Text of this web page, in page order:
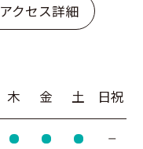
アクセス詳細
木 金 土 日祝